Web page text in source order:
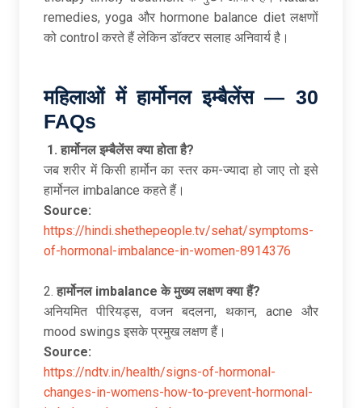
remedies, yoga और hormone balance diet लक्षणों
को control करते हैं लेकिन डॉक्टर सलाह अनिवार्य है।
महिलाओंमेंहार्मोनलइम्बैलेंस — 30
FAQs
1.हार्मोनलइम्बैलेंसक्याहोताहै?
जब शरीर में किसी हार्मोन का स्तर कम-ज्यादा हो जाए तो इसे
हार्मोनल imbalance कहते हैं।
Source:
https://hindi.shethepeople.tv/sehat/symptoms-
of-hormonal-imbalance-in-women-8914376
2.हार्मोनल imbalanceकेमुख्यलक्षणक्याहैं?
अनियमित पीरियड्स, वजन बदलना, थकान, acne और
mood swings इसके प्रमुख लक्षण हैं।
Source:
https://ndtv.in/health/signs-of-hormonal-
changes-in-womens-how-to-prevent-hormonal-